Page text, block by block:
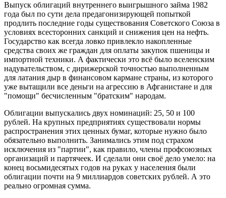
Выпуск облигаций внутреннего выигрышного займа 1982
года был по сути дела предагонизирующей попыткой
продлить последние годы существования Советского Союза в
условиях всесторонних санкций и снижения цен на нефть.
Государство как всегда ловко привлекло накопленные
средства своих же граждан для оплаты закупок пшеницы и
импортной техники. А фактически это всё было вселенским
надувательством, с дирижерской точностью выполненным
для латания дыр в финансовом кармане страны, из которого
уже вытащили все деньги на агрессию в Афганистане и для
"помощи" бесчисленным "братским" народам.
Облигации выпускались двух номинаций: 25, 50 и 100
рублей. На крупных предприятиях существовали нормы
распространения этих ценных бумаг, которые нужно было
обязательно выполнить. Занимались этим под страхом
исключения из "партии", как правило, члены профсоюзных
организаций и партячеек. И сделали они своё дело умело: на
конец восьмидесятых годов на руках у населения были
облигации почти на 9 миллиардов советских рублей. А это
реально огромная сумма.